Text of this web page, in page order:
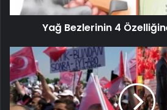
Yağ Bezlerinin 4